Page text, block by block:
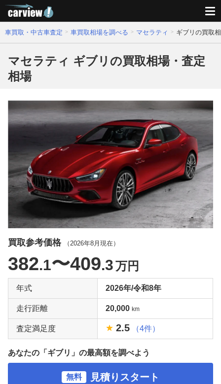
車買取・中古車査定 車買取相場を調べる マセラティ ギブリの買取
マセラティ ギブリの買取相場・査定
相場
買取参考価格 （ 2026年8月 現在）
382.1〜409.3万円
年式 2026年/令和8年
走行距離 20,000 km
査定満足度 2.5 （4件）
あなたの「ギブリ」の最高額を調べよう
無料 見積りスタート